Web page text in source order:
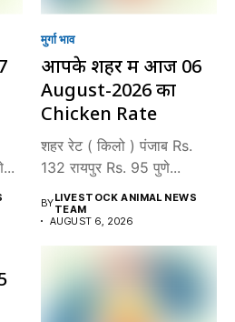
मुर्गा भाव
आपके शहर में आज 06
August-2026 का
Chicken Rate
शहर रेट ( किलो ) पंजाब Rs.
132 रायपुर Rs. 95 पुणे...
BYLIVESTOCK ANIMAL NEWS
TEAM
AUGUST 6, 2026